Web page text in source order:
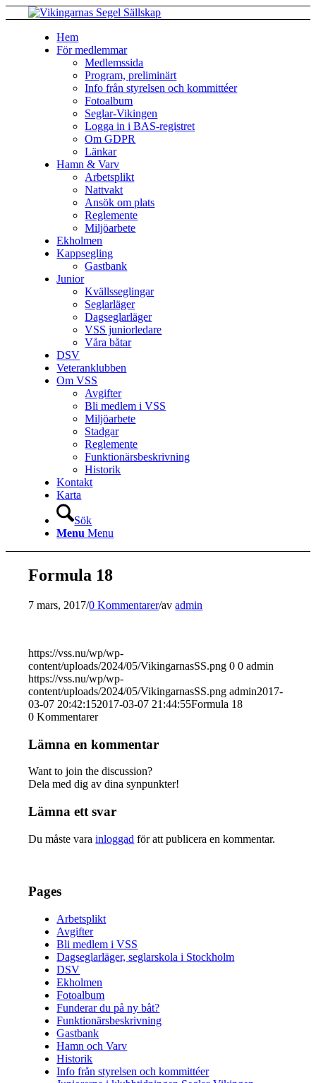
Hem
För medlemmar
Medlemssida
Program, preliminärt
Info från styrelsen och kommittéer
Fotoalbum
Seglar-Vikingen
Logga in i BAS-registret
Om GDPR
Länkar
Hamn & Varv
Arbetsplikt
Nattvakt
Ansök om plats
Reglemente
Miljöarbete
Ekholmen
Kappsegling
Gastbank
Junior
Kvällsseglingar
Seglarläger
Dagseglarläger
VSS juniorledare
Våra båtar
DSV
Veteranklubben
Om VSS
Avgifter
Bli medlem i VSS
Miljöarbete
Stadgar
Reglemente
Funktionärsbeskrivning
Historik
Kontakt
Karta
Sök
Menu Menu
Formula 18
7 mars, 2017/0 Kommentarer/avadmin
https://vss.nu/wp/wp-
content/uploads/2024/05/VikingarnasSS.png 0 0 admin
https://vss.nu/wp/wp-
content/uploads/2024/05/VikingarnasSS.png admin2017-
03-07 20:42:152017-03-07 21:44:55Formula 18
0 Kommentarer
Lämna en kommentar
Want to join the discussion?
Dela med dig av dina synpunkter!
Lämna ett svar
Du måste varainloggad för att publicera en kommentar.
Pages
Arbetsplikt
Avgifter
Bli medlem i VSS
Dagseglarläger, seglarskola i Stockholm
DSV
Ekholmen
Fotoalbum
Funderar du på ny båt?
Funktionärsbeskrivning
Gastbank
Hamn och Varv
Historik
Info från styrelsen och kommittéer